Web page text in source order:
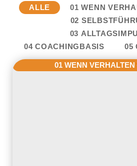
01 WENN
02
03
04 COACHINGBASIS
05
ALLE
01 WENN VERHALTEN